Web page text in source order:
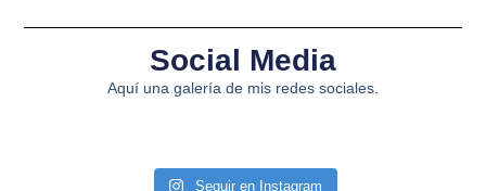
Social Media
Aquí una galería de mis redes sociales.
Seguir en Instagram